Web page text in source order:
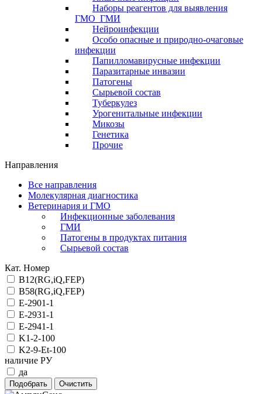
Наборы реагентов для выявления
ГМО_ГМИ
Нейроинфекции
Особо опасные и природно-очаговые
инфекции
Папилломавирусные инфекции
Паразитарные инвазии
Патогены
Сырьевой состав
Туберкулез
Урогенитальные инфекции
Микозы
Генетика
Прочие
Направления
Все направления
Молекулярная диагностика
Ветеринария и ГМО
Инфекционные заболевания
ГМИ
Патогены в продуктах питания
Сырьевой состав
Кат. Номер
B12(RG,iQ,FEP)
B58(RG,iQ,FEP)
E-2901-1
E-2931-1
E-2941-1
K1-2-100
K2-9-Et-100
наличие РУ
да